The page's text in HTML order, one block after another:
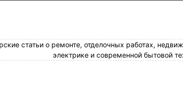
статьи о ремонте, отделочных работах,
электрике и современной бытовой